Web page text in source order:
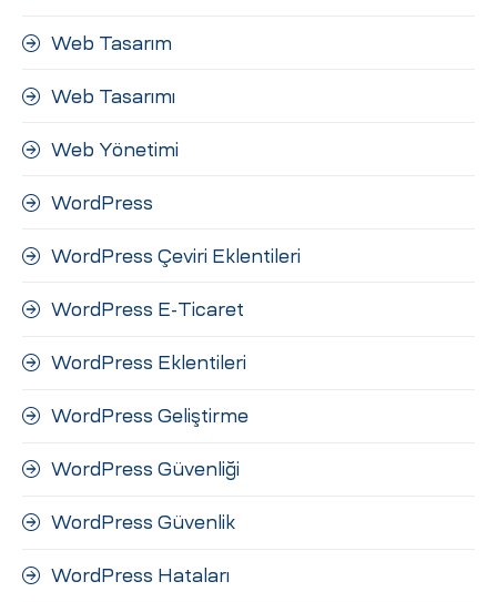
Web Tasarım
Web Tasarımı
Web Yönetimi
WordPress
WordPress Çeviri Eklentileri
WordPress E-Ticaret
WordPress Eklentileri
WordPress Geliştirme
WordPress Güvenliği
WordPress Güvenlik
WordPress Hataları